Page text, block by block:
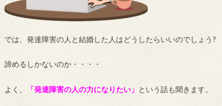
では、発達障害の人と結婚した人はどうしたらいいのでしょう?
諦めるしかないのか・・・・
よく、 「発達障害の人の力になりたい」 という話も聞きます。